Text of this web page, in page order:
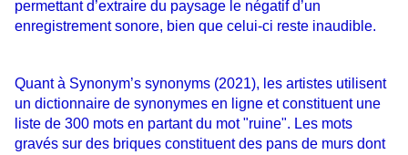
permettant d’extraire du paysage le négatif d’un
enregistrement sonore, bien que celui-ci reste inaudible.
Quant à Synonym’s synonyms (2021), les artistes utilisent
un dictionnaire de synonymes en ligne et constituent une
liste de 300 mots en partant du mot "ruine". Les mots
gravés sur des briques constituentdes pans de murs dont